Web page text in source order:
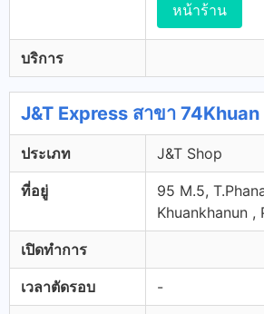
หน้าร้าน
บริการ
J&T Express สาขา
ประเภท J&T Shop
ที่อยู่
95 M.5,
Khuankhanun ,
เปิดทำการ
เวลาตัดรอบ -